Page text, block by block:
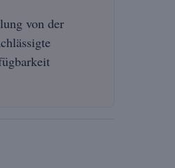
von der